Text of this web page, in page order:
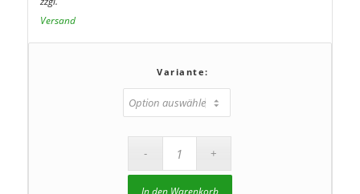
Versand
Variante: